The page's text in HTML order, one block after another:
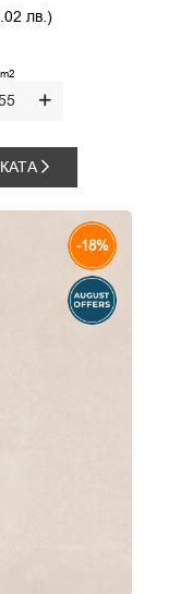
лв.)
m2
-18%